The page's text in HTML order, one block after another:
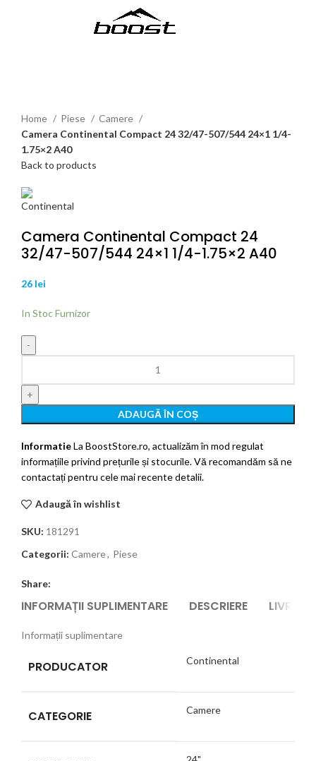
Home
Piese
Camere
Camera Continental Compact 24 32/47-507/544 24×1 1/4-
1.75×2 A40
Back to products
Camera Continental Compact 24
32/47-507/544 24×1 1/4-1.75×2 A40
26 lei
In Stoc Furnizor
ADAUGĂ ÎN COȘ
InformatieLa BoostStore.ro, actualizăm în mod regulat
informațiile privind prețurile și stocurile. Vă recomandăm să ne
contactați pentru cele mai recente detalii.
Adaugă în wishlist
SKU: 181291
Categorii: Camere, Piese
Share:
INFORMAȚII SUPLIMENTARE DESCRIERE
Informații suplimentare
PRODUCATOR Continental
CATEGORIE Camere